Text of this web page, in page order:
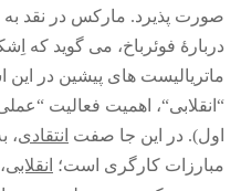
صورت پذیرد. مارکس در نقد به
دربارۀ فوئرباخ، می گوید که
ماتریالیست های پیشین در این
“ انقلابی“، اهمیت فعالیت “
اول). در این جا صفت انتقادی،
مبارزات کارگری است؛ انقلابی